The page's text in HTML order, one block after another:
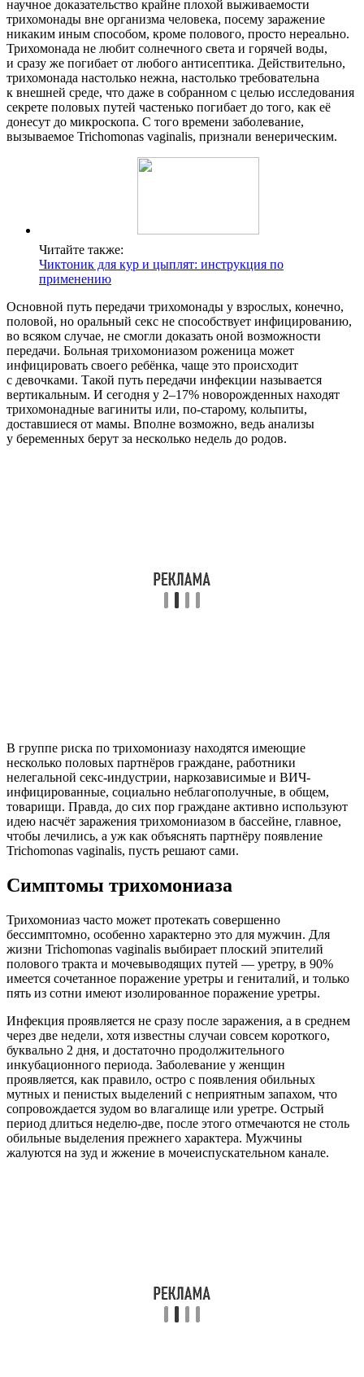
научное доказательство крайне плохой выживаемости
трихомонады вне организма человека, посему заражение
никаким иным способом, кроме полового, просто нереально.
Трихомонада не любит солнечного света и горячей воды,
и сразу же погибает от любого антисептика. Действительно,
трихомонада настолько нежна, настолько требовательна
к внешней среде, что даже в собранном с целью исследования
секрете половых путей частенько погибает до того, как её
донесут до микроскопа. С того времени заболевание,
вызываемое Trichomonas vaginalis, признали венерическим.
Читайте также:
Чиктоник для кур и цыплят: инструкция по
применению
Основной путь передачи трихомонады у взрослых, конечно,
половой, но оральный секс не способствует инфицированию,
во всяком случае, не смогли доказать оной возможности
передачи. Больная трихомониазом роженица может
инфицировать своего ребёнка, чаще это происходит
с девочками. Такой путь передачи инфекции называется
вертикальным. И сегодня у 2–17% новорожденных находят
трихомонадные вагиниты или, по-старому, кольпиты,
доставшиеся от мамы. Вполне возможно, ведь анализы
у беременных берут за несколько недель до родов.
В группе риска по трихомониазу находятся имеющие
несколько половых партнёров граждане, работники
нелегальной секс-индустрии, наркозависимые и ВИЧ-
инфицированные, социально неблагополучные, в общем,
товарищи. Правда, до сих пор граждане активно используют
идею насчёт заражения трихомониазом в бассейне, главное,
чтобы лечились, а уж как объяснять партнёру появление
Trichomonas vaginalis, пусть решают сами.
Симптомы трихомониаза
Трихомониаз часто может протекать совершенно
бессимптомно, особенно характерно это для мужчин. Для
жизни Trichomonas vaginalis выбирает плоский эпителий
полового тракта и мочевыводящих путей — уретру, в 90%
имеется сочетанное поражение уретры и гениталий, и только
пять из сотни имеют изолированное поражение уретры.
Инфекция проявляется не сразу после заражения, а в среднем
через две недели, хотя известны случаи совсем короткого,
буквально 2 дня, и достаточно продолжительного
инкубационного периода. Заболевание у женщин
проявляется, как правило, остро с появления обильных
мутных и пенистых выделений с неприятным запахом, что
сопровождается зудом во влагалище или уретре. Острый
период длиться неделю-две, после этого отмечаются не столь
обильные выделения прежнего характера. Мужчины
жалуются на зуд и жжение в мочеиспускательном канале.